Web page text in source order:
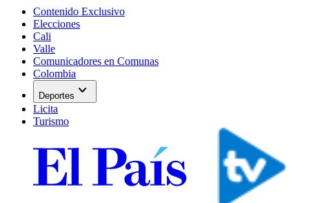
Contenido Exclusivo
Elecciones
Cali
Valle
Comunicadores en Comunas
Colombia
Deportes expand_more
Licita
Turismo